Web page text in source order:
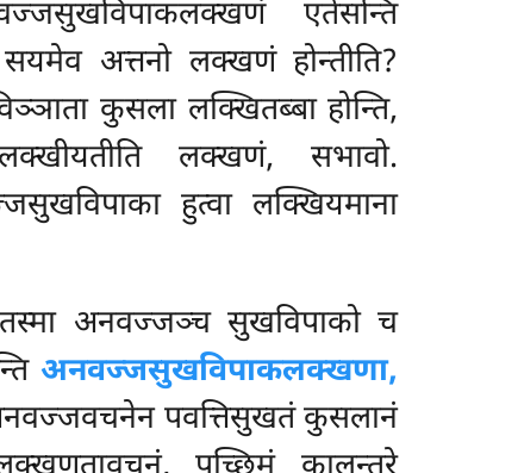
एतेसन्ति
अत्तनो लक्खणं होन्तीति?
कुसला लक्खितब्बा होन्ति,
लक्खणं, सभावो.
हुत्वा लक्खियमाना
अनवज्जञ्च सुखविपाको च
अनवज्जसुखविपाकलक्खणा,
पवत्तिसुखतं कुसलानं